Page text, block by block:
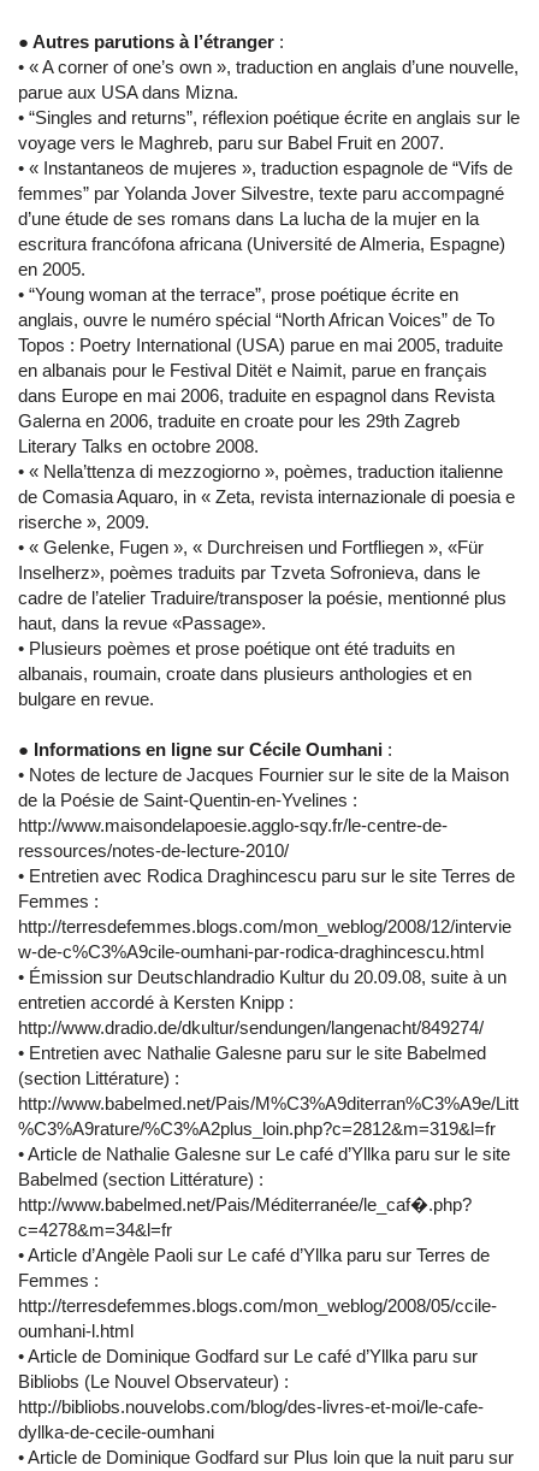
● Autres parutions à l’étranger :
• « A corner of one’s own », traduction en anglais d’une nouvelle,
parue aux USA dans Mizna.
• “Singles and returns”, réflexion poétique écrite en anglais sur le
voyage vers le Maghreb, paru sur Babel Fruit en 2007.
• « Instantaneos de mujeres », traduction espagnole de “Vifs de
femmes” par Yolanda Jover Silvestre, texte paru accompagné
d’une étude de ses romans dans La lucha de la mujer en la
escritura francófona africana (Université de Almeria, Espagne)
en 2005.
• “Young woman at the terrace”, prose poétique écrite en
anglais, ouvre le numéro spécial “North African Voices” de To
Topos : Poetry International (USA) parue en mai 2005, traduite
en albanais pour le Festival Ditët e Naimit, parue en français
dans Europe en mai 2006, traduite en espagnol dans Revista
Galerna en 2006, traduite en croate pour les 29th Zagreb
Literary Talks en octobre 2008.
• « Nella’ttenza di mezzogiorno », poèmes, traduction italienne
de Comasia Aquaro, in « Zeta, revista internazionale di poesia e
riserche », 2009.
• « Gelenke, Fugen », « Durchreisen und Fortfliegen », «Für
Inselherz», poèmes traduits par Tzveta Sofronieva, dans le
cadre de l’atelier Traduire/transposer la poésie, mentionné plus
haut, dans la revue «Passage».
• Plusieurs poèmes et prose poétique ont été traduits en
albanais, roumain, croate dans plusieurs anthologies et en
bulgare en revue.
● Informations en ligne sur Cécile Oumhani :
• Notes de lecture de Jacques Fournier sur le site de la Maison
de la Poésie de Saint-Quentin-en-Yvelines :
http://www.maisondelapoesie.agglo-sqy.fr/le-centre-de-
ressources/notes-de-lecture-2010/
• Entretien avec Rodica Draghincescu paru sur le site Terres de
Femmes :
http://terresdefemmes.blogs.com/mon_weblog/2008/12/intervie
w-de-c%C3%A9cile-oumhani-par-rodica-draghincescu.html
• Émission sur Deutschlandradio Kultur du 20.09.08, suite à un
entretien accordé à Kersten Knipp :
http://www.dradio.de/dkultur/sendungen/langenacht/849274/
• Entretien avec Nathalie Galesne paru sur le site Babelmed
(section Littérature) :
http://www.babelmed.net/Pais/M%C3%A9diterran%C3%A9e/Litt
%C3%A9rature/%C3%A2plus_loin.php?c=2812&m=319&l=fr
• Article de Nathalie Galesne sur Le café d’Yllka paru sur le site
Babelmed (section Littérature) :
http://www.babelmed.net/Pais/Méditerranée/le_caf�.php?
c=4278&m=34&l=fr
• Article d’Angèle Paoli sur Le café d’Yllka paru sur Terres de
Femmes :
http://terresdefemmes.blogs.com/mon_weblog/2008/05/ccile-
oumhani-l.html
• Article de Dominique Godfard sur Le café d’Yllka paru sur
Bibliobs (Le Nouvel Observateur) :
http://bibliobs.nouvelobs.com/blog/des-livres-et-moi/le-cafe-
dyllka-de-cecile-oumhani
• Article de Dominique Godfard sur Plus loin que la nuit paru sur